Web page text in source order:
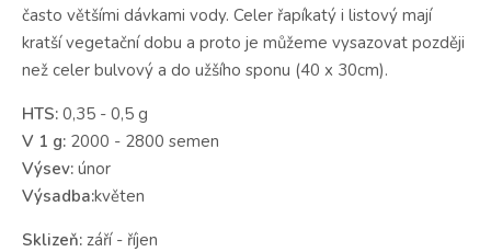
často většími dávkami vody. Celer řapíkatý i listový mají
kratší vegetační dobu a proto je můžeme vysazovat později
než celer bulvový a do užšího sponu (40 x 30cm).
HTS: 0,35 - 0,5 g
V 1 g: 2000 - 2800 semen
Výsev: únor
Výsadba:květen
Sklizeň: září - říjen